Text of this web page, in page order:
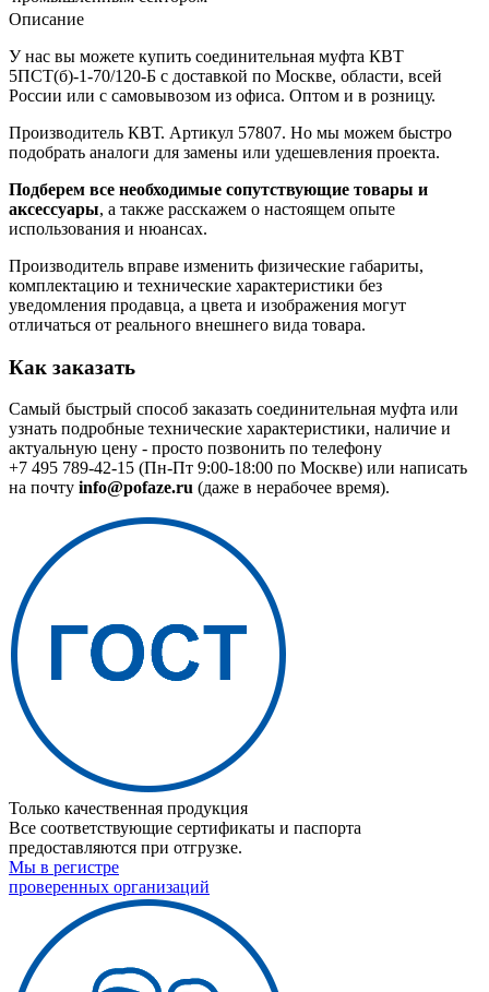
Описание
У нас вы можете купить соединительная муфта КВТ
5ПСТ(б)-1-70/120-Б с доставкой по Москве, области, всей
России или с самовывозом из офиса. Оптом и в розницу.
Производитель КВТ. Артикул 57807. Но мы можем быстро
подобрать аналоги для замены или удешевления проекта.
Подберем все необходимые сопутствующие товары и
аксессуары, а также расскажем о настоящем опыте
использования и нюансах.
Производитель вправе изменить физические габариты,
комплектацию и технические характеристики без
уведомления продавца, а цвета и изображения могут
отличаться от реального внешнего вида товара.
Как заказать
Самый быстрый способ заказать соединительная муфта или
узнать подробные технические характеристики, наличие и
актуальную цену - просто позвонить по телефону
+7 495 789-42-15 (Пн-Пт 9:00-18:00 по Москве) или написать
на почту info@pofaze.ru (даже в нерабочее время).
Только качественная продукция
Все соответствующие сертификаты и паспорта
предоставляются при отгрузке.
Мы в регистре
проверенных организаций